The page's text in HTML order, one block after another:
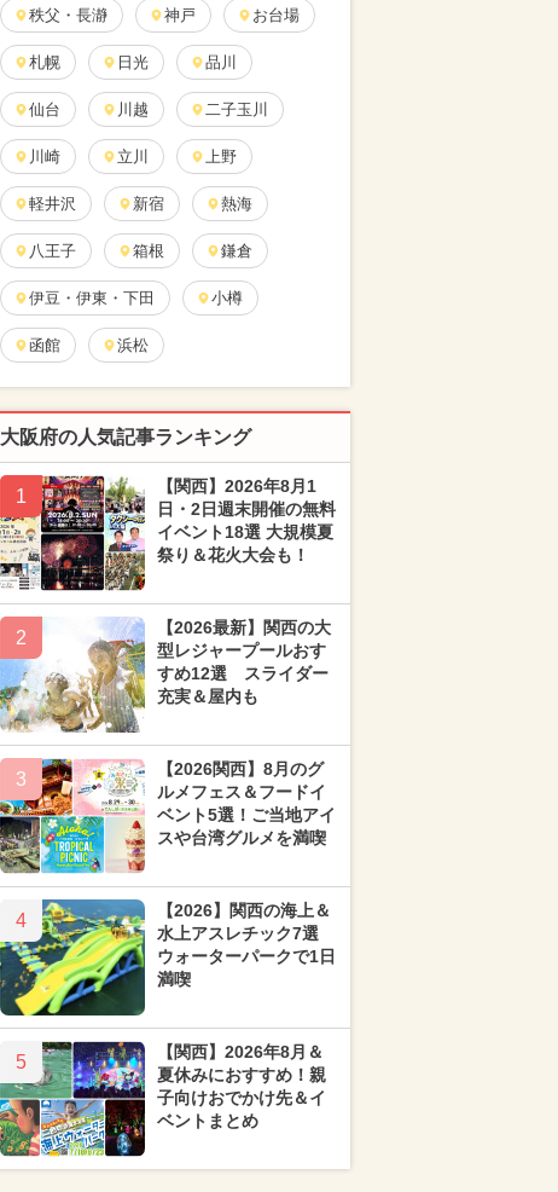
秩父・長瀞 神戸 お台場
札幌 日光 品川
仙台 川越 二子玉川
川崎 立川 上野
軽井沢 新宿 熱海
八王子 箱根 鎌倉
伊豆・伊東・下田 小樽
函館 浜松
大阪府の人気記事ランキング
1
【関西】2026年8月1
日・2日週末開催の無料
イベント18選 大規模夏
祭り＆花火大会も！
2
【2026最新】関西の大
型レジャープールおす
すめ12選 スライダー
充実＆屋内も
3
【2026関西】8月のグ
ルメフェス＆フードイ
ベント5選！ご当地アイ
スや台湾グルメを満喫
4
【2026】関西の海上＆
水上アスレチック7選
ウォーターパークで1日
満喫
5
【関西】2026年8月＆
夏休みにおすすめ！親
子向けおでかけ先＆イ
ベントまとめ